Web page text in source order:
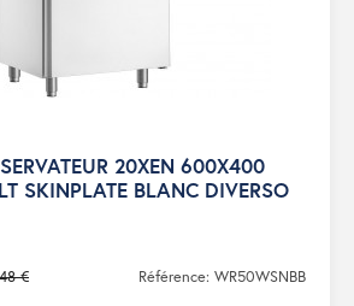
20XEN 600X400
SKINPLATE BLANC DIVERSO
€ Référence: WR50WSNBB